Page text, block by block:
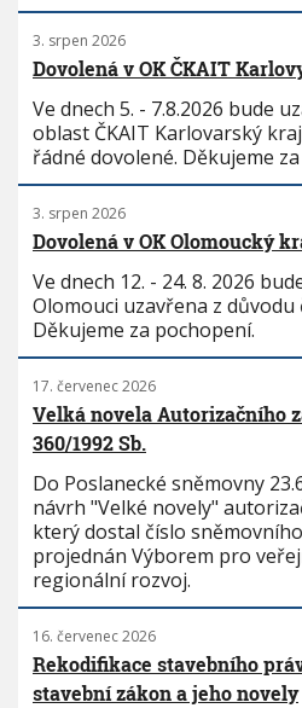
3. srpen 2026
Dovolená v OK ČKAIT
Ve dnech 5. - 7.8.2026 bude
oblast ČKAIT Karlovarský
řádné dovolené. Děkujeme
3. srpen 2026
Dovolená v OK Olomoucký
Ve dnech 12. - 24. 8. 2026
Olomouci uzavřena z
Děkujeme za pochopení.
17. červenec 2026
Velká novela Autorizačního
360/1992 Sb.
Do Poslanecké sněmovny
návrh "Velké novely"
který dostal číslo
projednán Výborem pro
regionální rozvoj.
16. červenec 2026
Rekodifikace stavebního
stavební zákon a jeho novely